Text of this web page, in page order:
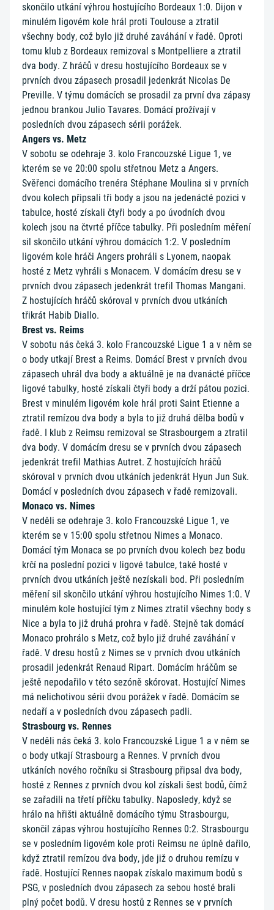
skončilo utkání výhrou hostujícího Bordeaux 1:0. Dijon v
minulém ligovém kole hrál proti Toulouse a ztratil
všechny body, což bylo již druhé zaváhání v řadě. Oproti
tomu klub z Bordeaux remizoval s Montpelliere a ztratil
dva body. Z hráčů v dresu hostujícího Bordeaux se v
prvních dvou zápasech prosadil jedenkrát Nicolas De
Preville. V týmu domácích se prosadil za první dva zápasy
jednou brankou Julio Tavares. Domácí prožívají v
posledních dvou zápasech sérii porážek.
Angers vs. Metz
V sobotu se odehraje 3. kolo Francouzské Ligue 1, ve
kterém se ve 20:00 spolu střetnou Metz a Angers.
Svěřenci domácího trenéra Stéphane Moulina si v prvních
dvou kolech připsali tři body a jsou na jedenácté pozici v
tabulce, hosté získali čtyři body a po úvodních dvou
kolech jsou na čtvrté příčce tabulky. Při posledním měření
sil skončilo utkání výhrou domácích 1:2. V posledním
ligovém kole hráči Angers prohráli s Lyonem, naopak
hosté z Metz vyhráli s Monacem. V domácím dresu se v
prvních dvou zápasech jedenkrát trefil Thomas Mangani.
Z hostujících hráčů skóroval v prvních dvou utkáních
třikrát Habib Diallo.
Brest vs. Reims
V sobotu nás čeká 3. kolo Francouzské Ligue 1 a v něm se
o body utkají Brest a Reims. Domácí Brest v prvních dvou
zápasech uhrál dva body a aktuálně je na dvanácté příčce
ligové tabulky, hosté získali čtyři body a drží pátou pozici.
Brest v minulém ligovém kole hrál proti Saint Etienne a
ztratil remízou dva body a byla to již druhá dělba bodů v
řadě. I klub z Reimsu remizoval se Strasbourgem a ztratil
dva body. V domácím dresu se v prvních dvou zápasech
jedenkrát trefil Mathias Autret. Z hostujících hráčů
skóroval v prvních dvou utkáních jedenkrát Hyun Jun Suk.
Domácí v posledních dvou zápasech v řadě remizovali.
Monaco vs. Nimes
V neděli se odehraje 3. kolo Francouzské Ligue 1, ve
kterém se v 15:00 spolu střetnou Nimes a Monaco.
Domácí tým Monaca se po prvních dvou kolech bez bodu
krčí na poslední pozici v ligové tabulce, také hosté v
prvních dvou utkáních ještě nezískali bod. Při posledním
měření sil skončilo utkání výhrou hostujícího Nimes 1:0. V
minulém kole hostující tým z Nimes ztratil všechny body s
Nice a byla to již druhá prohra v řadě. Stejně tak domácí
Monaco prohrálo s Metz, což bylo již druhé zaváhání v
řadě. V dresu hostů z Nimes se v prvních dvou utkáních
prosadil jedenkrát Renaud Ripart. Domácím hráčům se
ještě nepodařilo v této sezóně skórovat. Hostující Nimes
má nelichotivou sérii dvou porážek v řadě. Domácím se
nedaří a v posledních dvou zápasech padli.
Strasbourg vs. Rennes
V neděli nás čeká 3. kolo Francouzské Ligue 1 a v něm se
o body utkají Strasbourg a Rennes. V prvních dvou
utkáních nového ročníku si Strasbourg připsal dva body,
hosté z Rennes z prvních dvou kol získali šest bodů, čímž
se zařadili na třetí příčku tabulky. Naposledy, když se
hrálo na hřišti aktuálně domácího týmu Strasbourgu,
skončil zápas výhrou hostujícího Rennes 0:2. Strasbourgu
se v posledním ligovém kole proti Reimsu ne úplně dařilo,
když ztratil remízou dva body, jde již o druhou remízu v
řadě. Hostující Rennes naopak získalo maximum bodů s
PSG, v posledních dvou zápasech za sebou hosté brali
plný počet bodů. V dresu hostů z Rennes se v prvních